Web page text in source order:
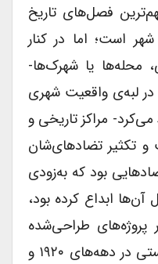
فصل‌های تاریخ
است؛ اما در کنار
محله‌ها یا شهرک‌ها-
لبه‌ی واقعیت شهری
مراکز تاریخی و
تکثیر تضادهای‌شان
بود که به‌زودی
ابداع کرده بود،
طراحی‌شده
مبتنی بر دیدگاه‌های سوسیالیستی در دهه‌های ۱۹۲۰ و